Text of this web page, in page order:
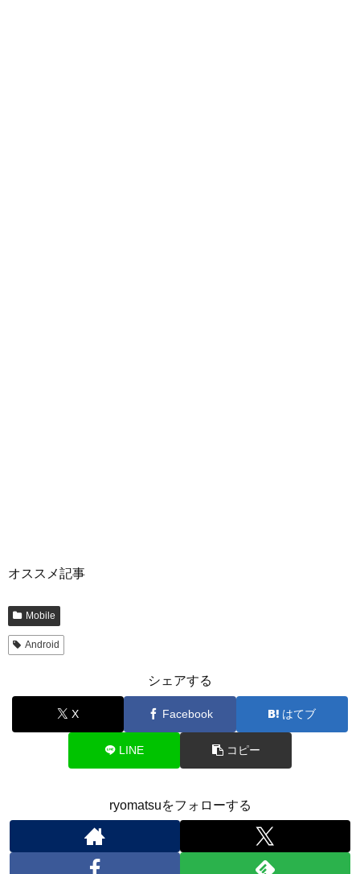
オススメ記事
Mobile
Android
シェアする
X Facebook はてブ
LINE コピー
ryomatsuをフォローする